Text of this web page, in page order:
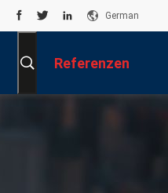
German
Referenzen